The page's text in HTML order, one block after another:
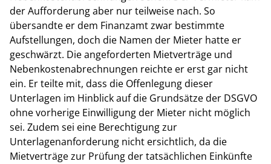
der Aufforderung aber nur teilweise nach. So
übersandte er dem Finanzamt zwar bestimmte
Aufstellungen, doch die Namen der Mieter hatte er
geschwärzt. Die angeforderten Mietverträge und
Nebenkostenabrechnungen reichte er erst gar nicht
ein. Er teilte mit, dass die Offenlegung dieser
Unterlagen im Hinblick auf die Grundsätze der DSGVO
ohne vorherige Einwilligung der Mieter nicht möglich
sei. Zudem sei eine Berechtigung zur
Unterlagenanforderung nicht ersichtlich, da die
Mietverträge zur Prüfung der tatsächlichen Einkünfte